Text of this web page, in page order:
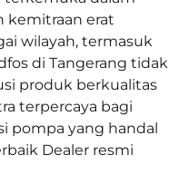
kemitraan erat
wilayah, termasuk
di Tangerang tidak
produk berkualitas
terpercaya bagi
pompa yang handal
Dealer resmi